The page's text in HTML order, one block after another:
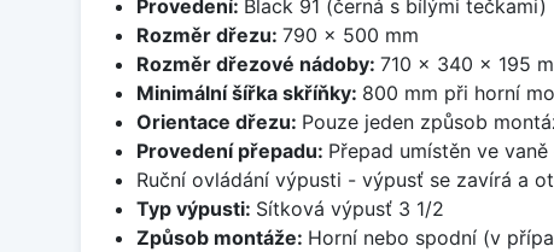
Provedení: Black 91 (černá s bílými tečkami)
Rozměr dřezu: 790 x 500 mm
Rozměr dřezové nádoby: 710 x 340 x 195
Minimální šířka skříňky: 800 mm při horní
Orientace dřezu: Pouze jeden způsob
Provedení přepadu: Přepad umístěn ve vaně
Ruční ovládání výpusti - výpusť se zavírá a
Typ výpusti: Sítková výpusť 3 1/2
Způsob montáže: Horní nebo spodní (v